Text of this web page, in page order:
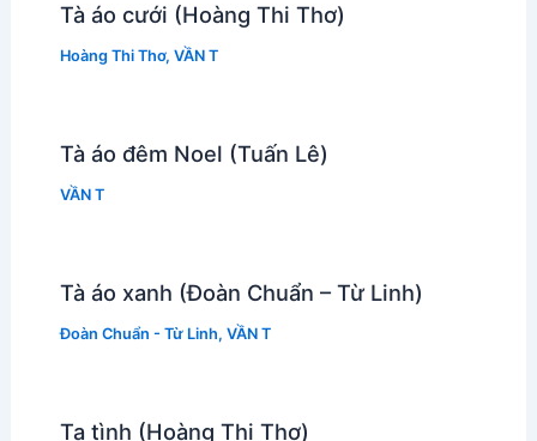
Tà áo cưới (Hoàng Thi Thơ)
Hoàng Thi Thơ, VẦN T
Tà áo đêm Noel (Tuấn Lê)
VẦN T
Tà áo xanh (Đoàn Chuẩn – Từ Linh)
Đoàn Chuẩn - Từ Linh, VẦN T
Tạ tình (Hoàng Thi Thơ)